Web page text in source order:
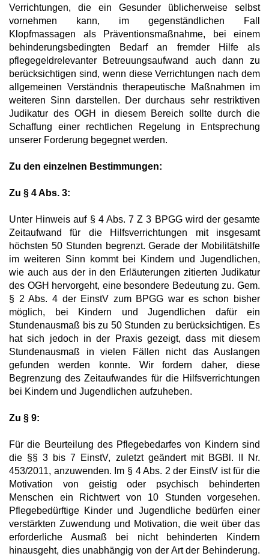
Verrichtungen, die ein Gesunder üblicherweise selbst
vornehmen kann, im gegenständlichen Fall
Klopfmassagen als Präventionsmaßnahme, bei einem
behinderungsbedingten Bedarf an fremder Hilfe als
pflegegeldrelevanter Betreuungsaufwand auch dann zu
berücksichtigen sind, wenn diese Verrichtungen nach dem
allgemeinen Verständnis therapeutische Maßnahmen im
weiteren Sinn darstellen. Der durchaus sehr restriktiven
Judikatur des OGH in diesem Bereich sollte durch die
Schaffung einer rechtlichen Regelung in Entsprechung
unserer Forderung begegnet werden.
Zu den einzelnen Bestimmungen:
Zu § 4 Abs. 3:
Unter Hinweis auf § 4 Abs. 7 Z 3 BPGG wird der gesamte
Zeitaufwand für die Hilfsverrichtungen mit insgesamt
höchsten 50 Stunden begrenzt. Gerade der Mobilitätshilfe
im weiteren Sinn kommt bei Kindern und Jugendlichen,
wie auch aus der in den Erläuterungen zitierten Judikatur
des OGH hervorgeht, eine besondere Bedeutung zu. Gem.
§ 2 Abs. 4 der EinstV zum BPGG war es schon bisher
möglich, bei Kindern und Jugendlichen dafür ein
Stundenausmaß bis zu 50 Stunden zu berücksichtigen. Es
hat sich jedoch in der Praxis gezeigt, dass mit diesem
Stundenausmaß in vielen Fällen nicht das Auslangen
gefunden werden konnte. Wir fordern daher, diese
Begrenzung des Zeitaufwandes für die Hilfsverrichtungen
bei Kindern und Jugendlichen aufzuheben.
Zu § 9:
Für die Beurteilung des Pflegebedarfes von Kindern sind
die §§ 3 bis 7 EinstV, zuletzt geändert mit BGBl. II Nr.
453/2011, anzuwenden. Im § 4 Abs. 2 der EinstV ist für die
Motivation von geistig oder psychisch behinderten
Menschen ein Richtwert von 10 Stunden vorgesehen.
Pflegebedürftige Kinder und Jugendliche bedürfen einer
verstärkten Zuwendung und Motivation, die weit über das
erforderliche Ausmaß bei nicht behinderten Kindern
hinausgeht, dies unabhängig von der Art der Behinderung.